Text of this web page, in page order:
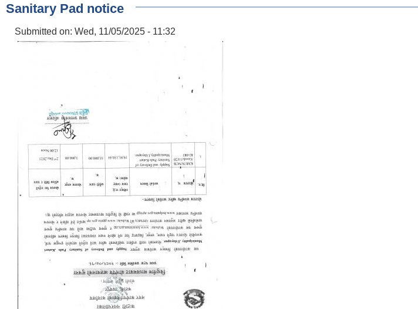
Sanitary Pad notice
Submitted on: Wed, 11/05/2025 - 11:32